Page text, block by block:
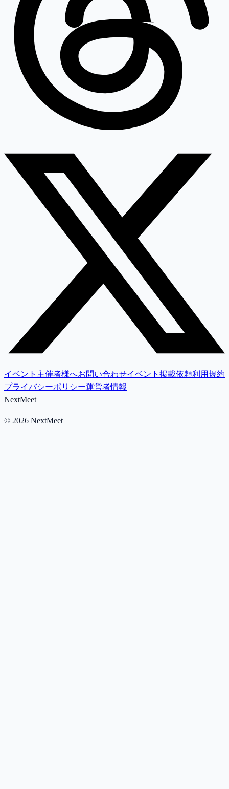
イベント主催者様へお問い合わせイベント掲載依頼利用規約
プライバシーポリシー運営者情報
NextMeet
© 2026 NextMeet